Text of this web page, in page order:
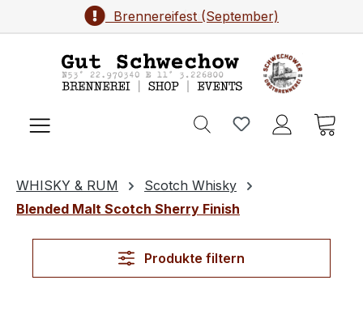
Zum Hauptinhalt springenBrennereifest (September)
WHISKY & RUM
Scotch Whisky
Blended Malt Scotch Sherry Finish
Produkte filtern